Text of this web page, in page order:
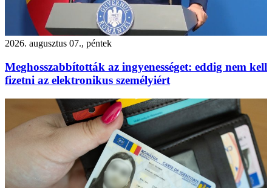
2026. augusztus 07., péntek
Meghosszabbították az ingyenességet: eddig nem kell
fizetni az elektronikus személyiért